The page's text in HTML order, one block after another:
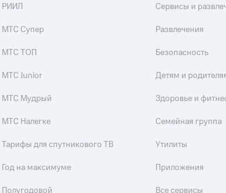
РИИЛ
МТС Супер
МТС ТОП
МТС Junior
МТС Мудрый
МТС Налегке
Тарифы для спутникового ТВ
Год на максимуме
Сервисы и
Развлечения
Безопасность
Детям и
Здоровье и
Семейная группа
Утилиты
Приложения